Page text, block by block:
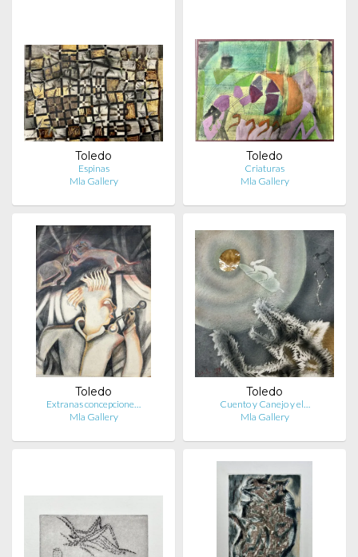
Toledo
Espinas
Mla Gallery
Toledo
Criaturas
Mla Gallery
Toledo
Extranas concepcione…
Mla Gallery
Toledo
Cuento y Canejo y el…
Mla Gallery